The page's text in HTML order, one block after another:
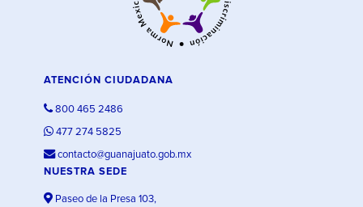
ATENCIÓN CIUDADANA
800 465 2486
477 274 5825
contacto@guanajuato.gob.mx
NUESTRA SEDE
Paseo de la Presa 103,